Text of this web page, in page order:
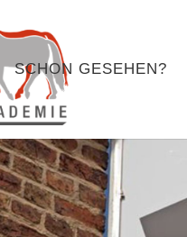
SCHON GESEHEN?